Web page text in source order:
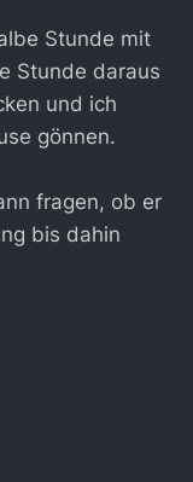
Stunde mit
Stunde daraus
und ich
gönnen.
fragen, ob er
bis dahin